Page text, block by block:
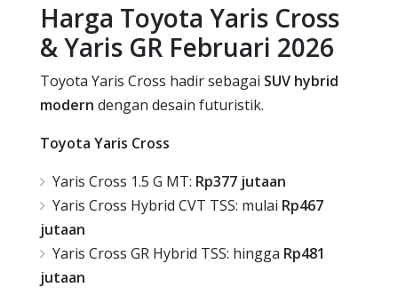
Harga Toyota Yaris Cross
& Yaris GR Februari 2026
Toyota Yaris Cross hadir sebagai SUV hybrid
modern dengan desain futuristik.
Toyota Yaris Cross
Yaris Cross 1.5 G MT: Rp377 jutaan
Yaris Cross Hybrid CVT TSS: mulai Rp467
jutaan
Yaris Cross GR Hybrid TSS: hingga Rp481
jutaan